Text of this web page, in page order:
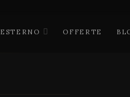
ESTERNO OFFERTE